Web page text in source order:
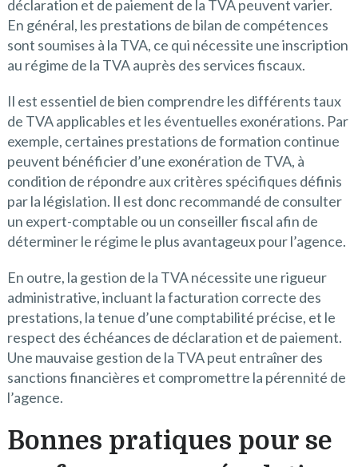
déclaration et de paiement de la TVA peuvent varier.
En général, les prestations de bilan de compétences
sont soumises à la TVA, ce qui nécessite une inscription
au régime de la TVA auprès des services fiscaux.
Il est essentiel de bien comprendre les différents taux
de TVA applicables et les éventuelles exonérations. Par
exemple, certaines prestations de formation continue
peuvent bénéficier d’une exonération de TVA, à
condition de répondre aux critères spécifiques définis
par la législation. Il est donc recommandé de consulter
un expert-comptable ou un conseiller fiscal afin de
déterminer le régime le plus avantageux pour l’agence.
En outre, la gestion de la TVA nécessite une rigueur
administrative, incluant la facturation correcte des
prestations, la tenue d’une comptabilité précise, et le
respect des échéances de déclaration et de paiement.
Une mauvaise gestion de la TVA peut entraîner des
sanctions financières et compromettre la pérennité de
l’agence.
Bonnes pratiques pour se